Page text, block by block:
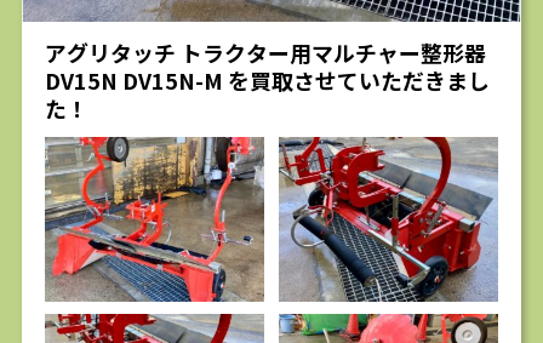
アグリタッチ トラクター用マルチャー整形器
DV15N DV15N-M を買取させていただきまし
た！